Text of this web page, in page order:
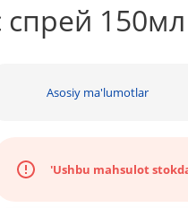
спрей 150мл
Asosiy ma'lumotlar
'Ushbu mahsulot